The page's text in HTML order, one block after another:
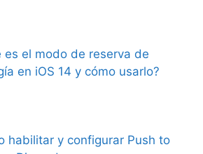
es el modo de reserva de
en iOS 14 y cómo usarlo?
habilitar y configurar Push to